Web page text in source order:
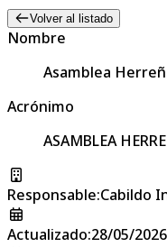
Volver al listado
Nombre
Asamblea
Acrónimo
ASAMBLEA
Responsable:Cabildo
Actualizado:28/05/2026